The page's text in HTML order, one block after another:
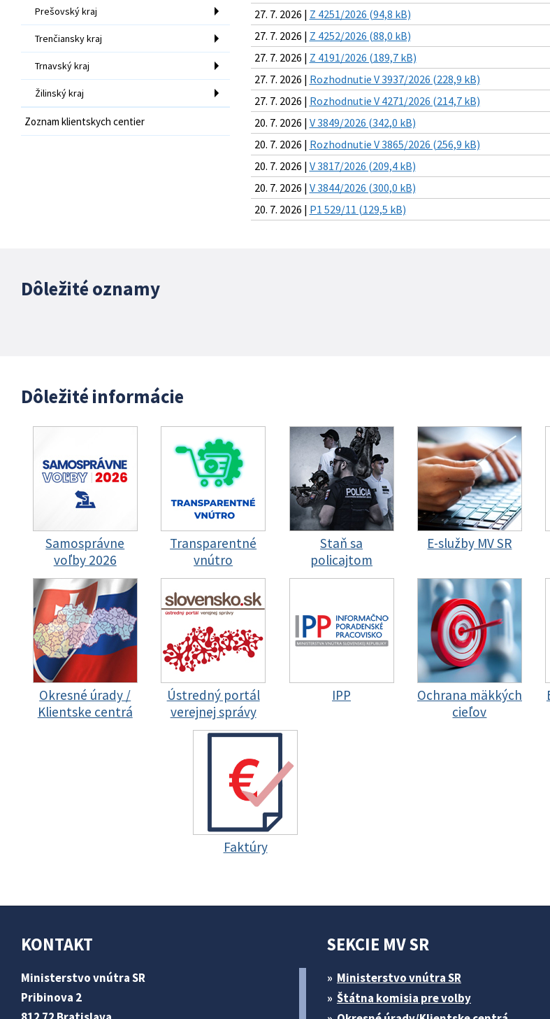
Prešovský kraj
Trenčiansky kraj
Trnavský kraj
Žilinský kraj
Zoznam klientskych centier
27. 7. 2026 | Z 4251/2026 (94,8 kB)
27. 7. 2026 | Z 4252/2026 (88,0 kB)
27. 7. 2026 | Z 4191/2026 (189,7 kB)
27. 7. 2026 | Rozhodnutie V 3937/2026 (228,9 kB)
27. 7. 2026 | Rozhodnutie V 4271/2026 (214,7 kB)
20. 7. 2026 | V 3849/2026 (342,0 kB)
20. 7. 2026 | Rozhodnutie V 3865/2026 (256,9 kB)
20. 7. 2026 | V 3817/2026 (209,4 kB)
20. 7. 2026 | V 3844/2026 (300,0 kB)
20. 7. 2026 | P1 529/11 (129,5 kB)
Dôležité oznamy
Dôležité informácie
Samosprávne
voľby 2026
Transparentné
vnútro
Staň sa
policajtom
E-služby MV SR
Okresné úrady /
Klientske centrá
Ústredný portál
verejnej správy
IPP
Ochrana mäkkých
cieľov
Faktúry
KONTAKT
Ministerstvo vnútra SR
Pribinova 2
SEKCIE MV SR
Ministerstvo vnútra SR
Štátna komisia pre volby